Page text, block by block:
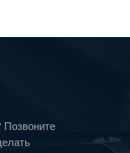
Позвоните